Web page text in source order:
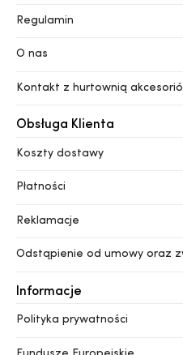
Regulamin
O nas
Kontakt z hurtownią
Obsługa Klienta
Koszty dostawy
Płatności
Reklamacje
Odstąpienie od umowy oraz
Informacje
Polityka prywatności